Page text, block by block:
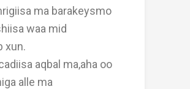
ma barakeysmo
waa mid
xun.
aqbal ma,aha oo
alle ma